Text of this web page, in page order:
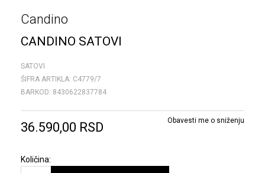
Candino
CANDINO SATOVI
SATOVI
ŠIFRA ARTIKLA: C4779/7
BARKOD: 8430622837784
36.590,00 RSD Obavesti me o sniženju
Količina: